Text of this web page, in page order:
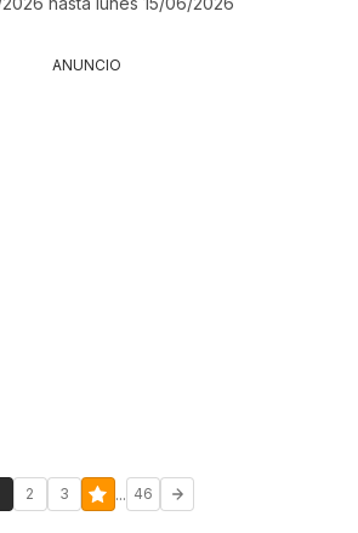
ANUNCIO
2 3 ... 46